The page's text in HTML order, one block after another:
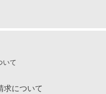
いて
求について